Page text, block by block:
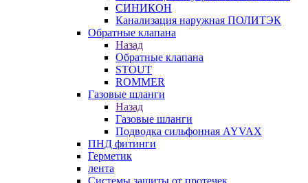
СИНИКОН
Канализация наружная ПОЛИТЭК
Обратные клапана
Назад
Обратные клапана
STOUT
ROMMER
Газовые шланги
Назад
Газовые шланги
Подводка сильфонная AYVAX
ПНД фитинги
Герметик
лента
Системы защиты от протечек